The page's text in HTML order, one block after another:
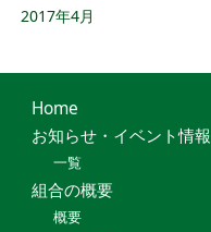
2017年4月
Home
お知らせ・イベント情報
一覧
組合の概要
概要